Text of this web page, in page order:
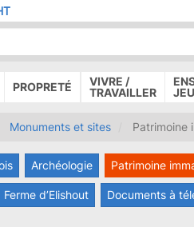
PROPRETÉ
VIVRE /
TRAVAILLER
Monuments et sites Patrimoine
Archéologie Patrimoine
Ferme d’Elishout Documents à